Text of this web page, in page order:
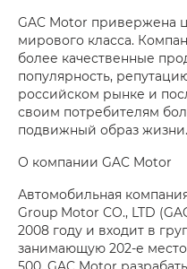
GAC Motor привержена
мирового класса.
более качественные
популярность,
российском рынке и
своим потребителям
подвижный образ жизни.
О компании GAC Motor
Автомобильная
Group Motor CO., LTD
2008 году и входит в
занимающую 202-е